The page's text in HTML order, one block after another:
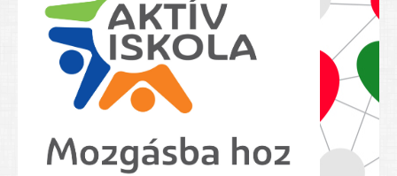
Felsős taneszközlista
BEISKOLÁZÁS 2026